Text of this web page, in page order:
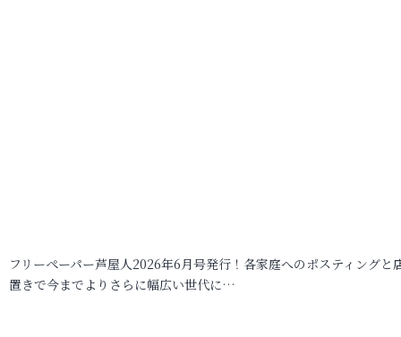
フリーペーパー芦屋人2026年6月号発行！各家庭へのポスティングと
置きで今までよりさらに幅広い世代に…